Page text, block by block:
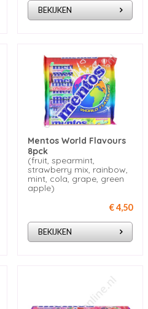
BEKIJKEN
Mentos World Flavours
8pck
(fruit, spearmint,
strawberry mix, rainbow,
mint, cola, grape, green
apple)
€ 4,50
BEKIJKEN